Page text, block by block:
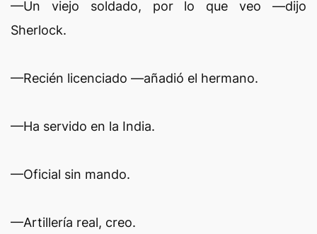
—Un viejo soldado, por lo que veo —dijo
Sherlock.
—Recién licenciado —añadió el hermano.
—Ha servido en la India.
—Oficial sin mando.
—Artillería real, creo.